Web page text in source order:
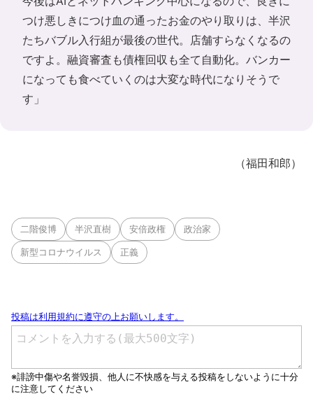
つけ悪しきにつけ血の通ったお金のやり取りは、半沢
たちバブル入行組が最後の世代。店舗すらなくなるの
ですよ。融資審査も債権回収も全て自動化。バンカー
になっても食べていくのは大変な時代になりそうで
す」
（福田和郎）
二階俊博 半沢直樹 安倍政権 政治家
新型コロナウイルス 正義